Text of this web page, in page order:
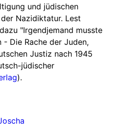
und jüdischen
Nazidiktatur. Lest
"Irgendjemand musste
Die Rache der Juden,
Justiz nach 1945
jüdischer
).